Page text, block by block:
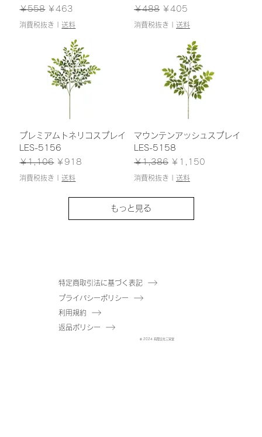
通常価格
￥558 セール価格
￥463
消費税抜き 送料
通常価格
￥488 セール価格
￥405
消費税抜き 送料
プレミアムトネリコスプレイ
LES-5156
通常価格
￥1,106 セール価格
￥918
消費税抜き 送料
マウンテンアッシュスプレイ
LES-5158
通常価格
￥1,386 セール価格
￥1,150
消費税抜き 送料
もっと見る
特定商取引法に基づく表記
プライバシーポリシー
利用規約
返品ポリシー
© 2024 有限会社三栄堂